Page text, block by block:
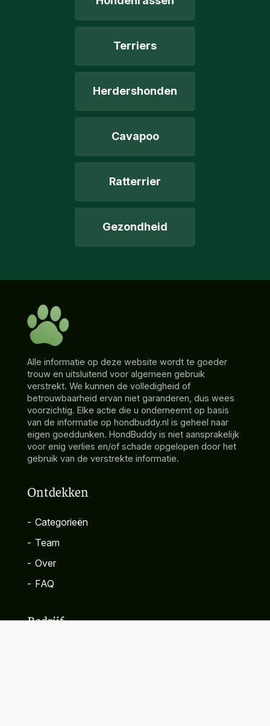
Terriers
Herdershonden
Cavapoo
Ratterrier
Gezondheid
Alle informatie op deze website wordt te goeder
trouw en uitsluitend voor algemeen gebruik
verstrekt. We kunnen de volledigheid of
betrouwbaarheid ervan niet garanderen, dus wees
voorzichtig. Elke actie die u onderneemt op basis
van de informatie op hondbuddy.nl is geheel naar
eigen goeddunken. HondBuddy is niet aansprakelijk
voor enig verlies en/of schade opgelopen door het
gebruik van de verstrekte informatie.
Ontdekken
- Categorieën
- Team
- Over
- FAQ
Bedrijf